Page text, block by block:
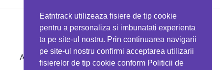
Eatntrack utilizeaza fisiere de tip cookie
pentru a personaliza si imbunatati experienta
ta pe site-ul nostru. Prin continuarea navigarii
pe site-ul nostru confirmi acceptarea utilizarii
fisierelor de tip cookie conform Politicii de
MYPROTEIN
Ai 40%reducere la orice comandă folosind codul